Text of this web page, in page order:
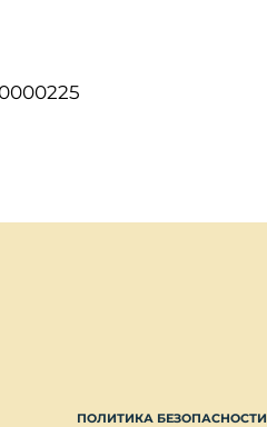
ПОЛИТИКА БЕЗОПАСНОСТИ